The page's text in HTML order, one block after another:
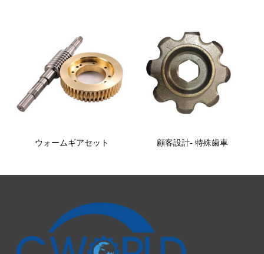
ウォームギアセット 顧客設計- 特殊歯車